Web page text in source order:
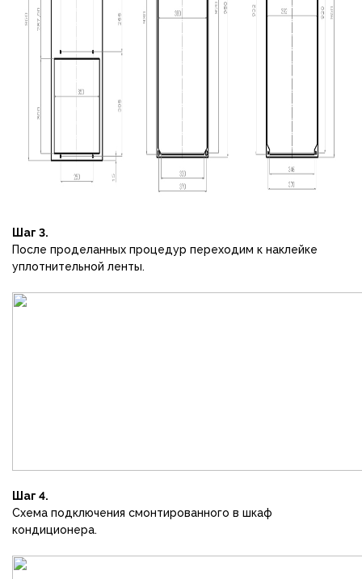
Шаг 3.
После проделанных процедур переходим к наклейке
уплотнительной ленты.
Шаг 4.
Cхема подключения смонтированного в шкаф
кондиционера.